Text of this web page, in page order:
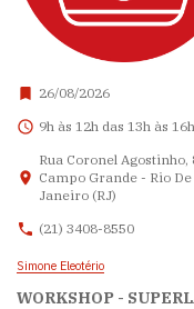
26/08/2026
9h às 12h das 13h às 16h
Rua Coronel Agostinho,
Campo Grande - Rio De
Janeiro (RJ)
(21) 3408-8550
Simone Eleotério
WORKSHOP -